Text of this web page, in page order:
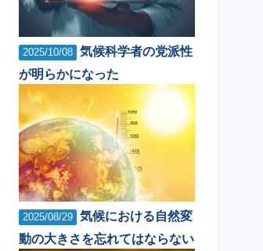
2025/10/08 気候科学者の党派性
が明らかになった
2025/08/29 気候における自然変
動の大きさを忘れてはならない